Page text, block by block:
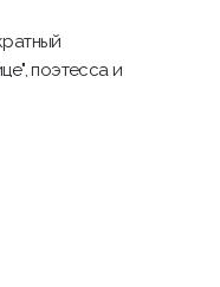
поэтесса и